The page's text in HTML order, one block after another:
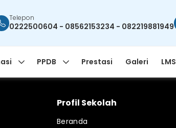
Telepon
0222500604 - 08562153234 - 082219881949
PPDB Prestasi Galeri LMS
Profil Sekolah
Beranda